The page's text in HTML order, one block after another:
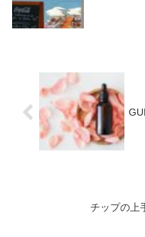
チップの上